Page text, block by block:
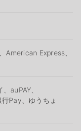
American Express、
auPAY、
Pay、ゆうちょ